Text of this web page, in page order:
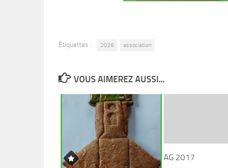
Étiquettes : 2026 association
VOUS AIMEREZ AUSSI...
AG 2017